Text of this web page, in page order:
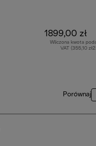
1899,00 zł
Wliczona kwota
VAT (355,10
Porównaj